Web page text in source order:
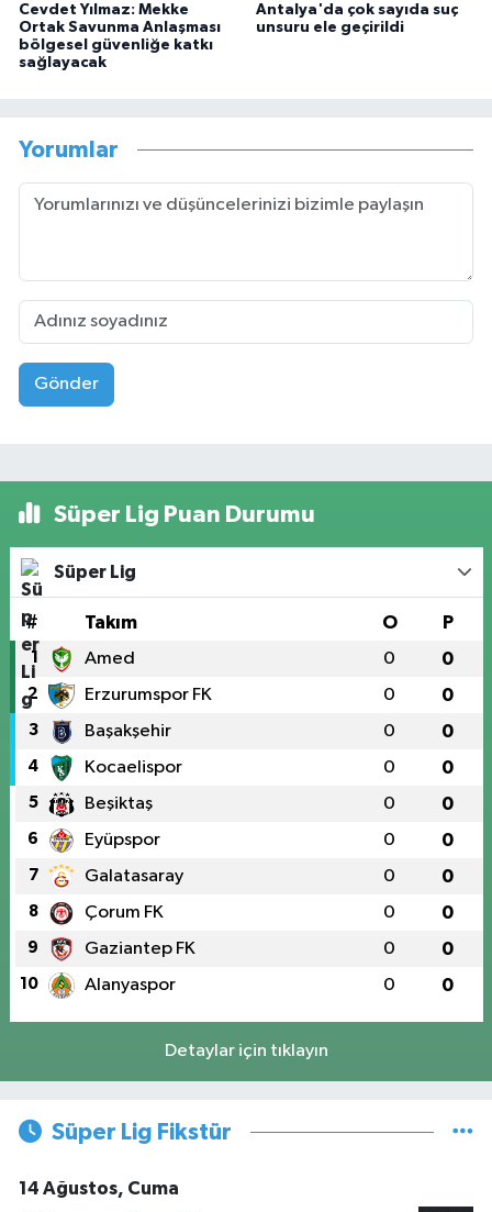
Cevdet Yılmaz: Mekke
Ortak Savunma Anlaşması
bölgesel güvenliğe katkı
sağlayacak
Antalya'da çok sayıda suç
unsuru ele geçirildi
Yorumlar
Gönder
Süper Lig Puan Durumu
Süper Lig
# Takım O P
1 Amed 0 0
2 Erzurumspor FK 0 0
3 Başakşehir 0 0
4 Kocaelispor 0 0
5 Beşiktaş 0 0
6 Eyüpspor 0 0
7 Galatasaray 0 0
8 Çorum FK 0 0
9 Gaziantep FK 0 0
10 Alanyaspor 0 0
Detaylar için tıklayın
Süper Lig Fikstür
14 Ağustos, Cuma